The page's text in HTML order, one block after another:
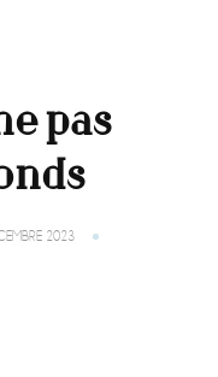
pas
2023